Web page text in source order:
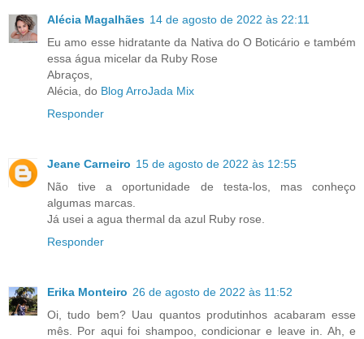
Alécia Magalhães 14 de agosto de 2022 às 22:11
Eu amo esse hidratante da Nativa do O Boticário e também
essa água micelar da Ruby Rose
Abraços,
Alécia, do Blog ArroJada Mix
Responder
Jeane Carneiro 15 de agosto de 2022 às 12:55
Não tive a oportunidade de testa-los, mas conheço
algumas marcas.
Já usei a agua thermal da azul Ruby rose.
Responder
Erika Monteiro 26 de agosto de 2022 às 11:52
Oi, tudo bem? Uau quantos produtinhos acabaram esse
mês. Por aqui foi shampoo, condicionar e leave in. Ah, e